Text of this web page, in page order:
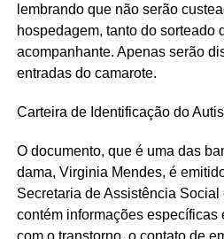
lembrando que não serão
hospedagem, tanto do sorteado
acompanhante. Apenas serão
entradas do camarote.
Carteira de Identificação do
O documento, que é uma das
dama, Virginia Mendes, é
Secretaria de Assistência
contém informações específicas
com o transtorno, o contato de